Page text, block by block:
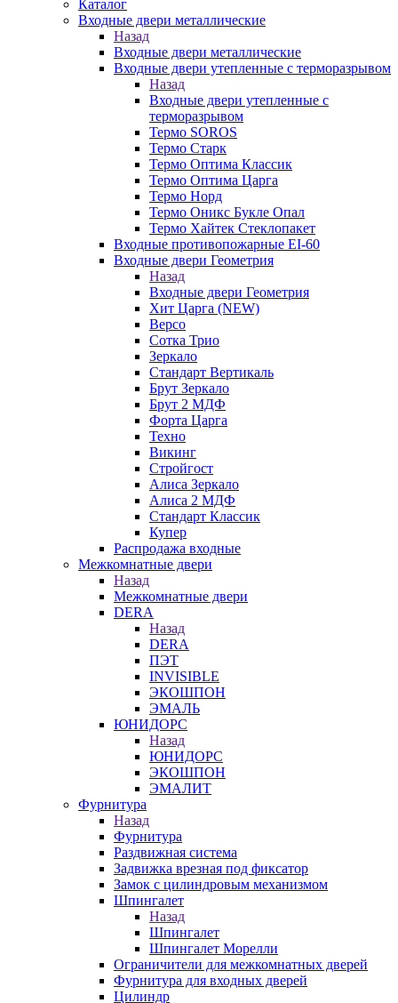
Каталог
Входные двери металлические
Назад
Входные двери металлические
Входные двери утепленные с терморазрывом
Назад
Входные двери утепленные с
терморазрывом
Термо SOROS
Термо Старк
Термо Оптима Классик
Термо Оптима Царга
Термо Норд
Термо Оникс Букле Опал
Термо Хайтек Стеклопакет
Входные противопожарные EI-60
Входные двери Геометрия
Назад
Входные двери Геометрия
Хит Царга (NEW)
Версо
Сотка Трио
Зеркало
Стандарт Вертикаль
Брут Зеркало
Брут 2 МДФ
Форта Царга
Техно
Викинг
Стройгост
Алиса Зеркало
Алиса 2 МДФ
Стандарт Классик
Купер
Распродажа входные
Межкомнатные двери
Назад
Межкомнатные двери
DERA
Назад
DERA
ПЭТ
INVISIBLE
ЭКОШПОН
ЭМАЛЬ
ЮНИДОРС
Назад
ЮНИДОРС
ЭКОШПОН
ЭМАЛИТ
Фурнитура
Назад
Фурнитура
Раздвижная система
Задвижка врезная под фиксатор
Замок с цилиндровым механизмом
Шпингалет
Назад
Шпингалет
Шпингалет Морелли
Ограничители для межкомнатных дверей
Фурнитура для входных дверей
Цилиндр